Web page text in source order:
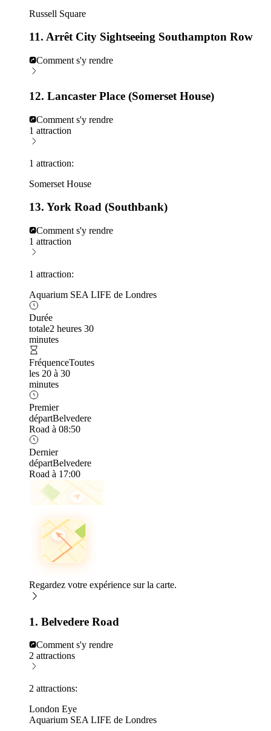
Russell Square
11. Arrêt City Sightseeing Southampton Row
Comment s'y rendre
12. Lancaster Place (Somerset House)
Comment s'y rendre
1 attraction
1 attraction:
Somerset House
13. York Road (Southbank)
Comment s'y rendre
1 attraction
1 attraction:
Aquarium SEA LIFE de Londres
Durée
totale2 heures 30
minutes
FréquenceToutes
les 20 à 30
minutes
Premier
départBelvedere
Road à 08:50
Dernier
départBelvedere
Road à 17:00
Regardez votre expérience sur la carte.
1. Belvedere Road
Comment s'y rendre
2 attractions
2 attractions:
London Eye
Aquarium SEA LIFE de Londres